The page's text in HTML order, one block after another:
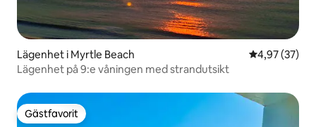
Lägenhet i Myrtle Beach 4,97 av 5 i
4,97 (37)
Lägenhet på 9:e våningen med strandutsikt
Gästfavorit
Gästfavorit